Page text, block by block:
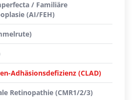
/ Familiäre
(AI/FEH)
Adhäsionsdefizienz (CLAD)
Retinopathie (CMR1/2/3)